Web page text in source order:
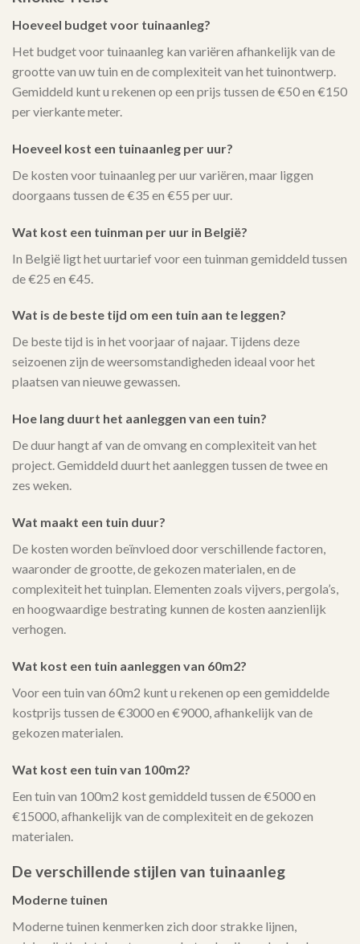
Hoeveel budget voor tuinaanleg?
Het budget voor tuinaanleg kan variëren afhankelijk van de
grootte van uw tuin en de complexiteit van het tuinontwerp.
Gemiddeld kunt u rekenen op een prijs tussen de €50 en €150
per vierkante meter.
Hoeveel kost een tuinaanleg per uur?
De kosten voor tuinaanleg per uur variëren, maar liggen
doorgaans tussen de €35 en €55 per uur.
Wat kost een tuinman per uur in België?
In België ligt het uurtarief voor een tuinman gemiddeld tussen
de €25 en €45.
Wat is de beste tijd om een tuin aan te leggen?
De beste tijd is in het voorjaar of najaar. Tijdens deze
seizoenen zijn de weersomstandigheden ideaal voor het
plaatsen van nieuwe gewassen.
Hoe lang duurt het aanleggen van een tuin?
De duur hangt af van de omvang en complexiteit van het
project. Gemiddeld duurt het aanleggen tussen de twee en
zes weken.
Wat maakt een tuin duur?
De kosten worden beïnvloed door verschillende factoren,
waaronder de grootte, de gekozen materialen, en de
complexiteit het tuinplan. Elementen zoals vijvers, pergola’s,
en hoogwaardige bestrating kunnen de kosten aanzienlijk
verhogen.
Wat kost een tuin aanleggen van 60m2?
Voor een tuin van 60m2 kunt u rekenen op een gemiddelde
kostprijs tussen de €3000 en €9000, afhankelijk van de
gekozen materialen.
Wat kost een tuin van 100m2?
Een tuin van 100m2 kost gemiddeld tussen de €5000 en
€15000, afhankelijk van de complexiteit en de gekozen
materialen.
De verschillende stijlen van tuinaanleg
Moderne tuinen
Moderne tuinen kenmerken zich door strakke lijnen,